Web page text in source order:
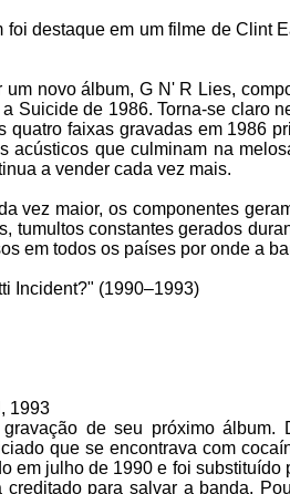
foi destaque em um filme de Clint
um novo álbum, G N' R Lies,
Suicide de 1986. Torna-se claro
quatro faixas gravadas em 1986
acústicos que culminam na
a vender cada vez mais.
vez maior, os componentes
tumultos constantes gerados
em todos os países por onde a
Incident?" (1990–1993)
1993
de seu próximo
que se encontrava com
em julho de 1990 e foi
para salvar a banda.